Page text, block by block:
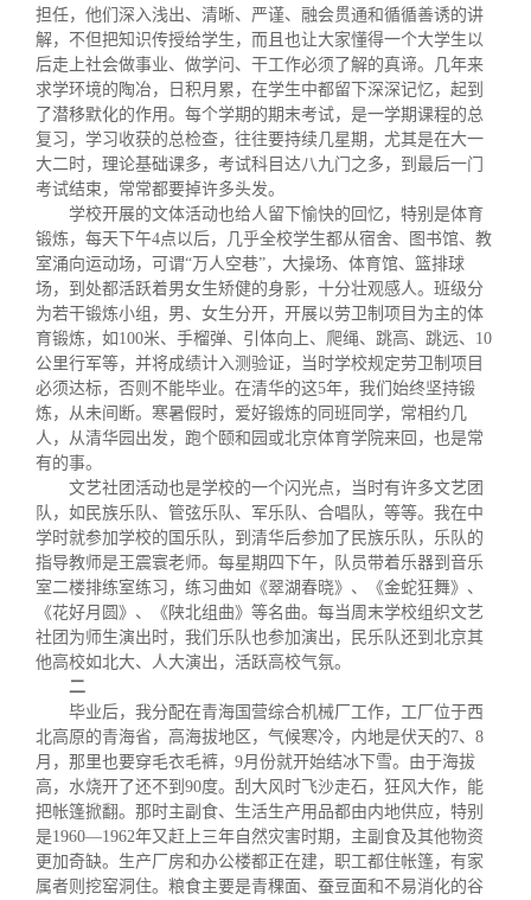
担任，他们深入浅出、清晰、严谨、融会贯通和循循善诱的讲
解，不但把知识传授给学生，而且也让大家懂得一个大学生以
后走上社会做事业、做学问、干工作必须了解的真谛。几年来
求学环境的陶冶，日积月累， 在学生中都留下深深记忆，起到
了潜移默化的作用。每个学期的期末考试，是一学期课程的总
复习，学习收获的总检查，往往要持续几星期，尤其是在大一
大二时，理论基础课多，考试科目达八九门之多，到 最后一门
考试结束，常常都要掉许多头发。
学校开展的文体活动也给人留下愉快的回忆，特别是体育
锻炼，每天下午4点以后，几乎全校学生都从宿舍、图书馆、教
室涌向运动场，可谓“万人空巷”，大操场、体育馆、篮排球
场，到处都活跃着男女生矫健的身影，十分壮观感人。班级分
为若干锻炼小组，男、女生分开，开展以劳卫制项目为主的体
育锻炼，如100米、手榴弹、引体向上、爬绳、跳高、跳远、10
公里行军等，并将成绩计入测验证，当时学校规定劳卫制项目
必须达标，否则不能毕业。在清华的这5年，我们始终坚持锻
炼，从未间断。寒暑假时，爱好锻炼的同班同学，常相约几
人，从清华园出发，跑个颐和园或北京体育学院来回，也是常
有的事。
文艺社团活动也是学校的一个闪光点，当时有许多文艺团
队，如民族乐队、管弦乐队、军乐队、合唱队，等等。我在中
学时就参加学校的国乐队，到清华后参加了民族乐队，乐队的
指导教师是王震寰老师。每星期四下午，队员带着乐器到音乐
室二楼排练室练习，练习曲如《翠湖春晓》、《金蛇狂舞》、
《花好月圆》、《陕北组曲》等名曲。每当周末学校组织文艺
社团为师生演出时，我们乐队也参加演出，民乐队还到北京其
他高校如北大、人大演出，活跃高校气氛。
二
毕业后，我分配在青海国营综合机械厂工作，工厂位于西
北高原的青海省，高海拔地区，气候寒冷，内地是伏天的7、8
月，那里也要穿毛衣毛裤，9月份就开始结冰下雪。由于海拔
高，水烧开了还不到90度。刮大风时飞沙走石，狂风大作，能
把帐篷掀翻。那时主副食、生活生产用品都由内地供应，特别
是1960—1962年又赶上三年自然灾害时期，主副食及其他物资
更加奇缺。生产厂房和办公楼都正在建，职工都住帐篷，有家
属者则挖窑洞住。粮食主要是青稞面、蚕豆面和不易消化的谷